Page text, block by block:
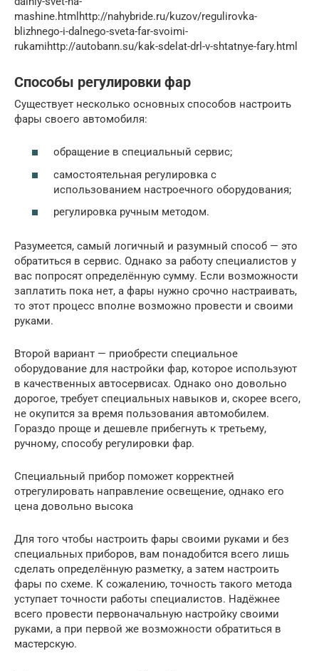
mashine.htmlhttp://nahybride.ru/kuzov/regulirovka-
blizhnego-i-dalnego-sveta-far-svoimi-
rukamihttp://autobann.su/kak-sdelat-drl-v-shtatnye-fary.html
Способы регулировки фар
Существует несколько основных способов настроить
фары своего автомобиля:
обращение в специальный сервис;
самостоятельная регулировка с
использованием настроечного оборудования;
регулировка ручным методом.
Разумеется, самый логичный и разумный способ — это
обратиться в сервис. Однако за работу специалистов у
вас попросят определённую сумму. Если возможности
заплатить пока нет, а фары нужно срочно настраивать,
то этот процесс вполне возможно провести и своими
руками.
Второй вариант — приобрести специальное
оборудование для настройки фар, которое используют
в качественных автосервисах. Однако оно довольно
дорогое, требует специальных навыков и, скорее всего,
не окупится за время пользования автомобилем.
Гораздо проще и дешевле прибегнуть к третьему,
ручному, способу регулировки фар.
Специальный прибор поможет корректней
отрегулировать направление освещение, однако его
цена довольно высока
Для того чтобы настроить фары своими руками и без
специальных приборов, вам понадобится всего лишь
сделать определённую разметку, а затем настроить
фары по схеме. К сожалению, точность такого метода
уступает точности работы специалистов. Надёжнее
всего провести первоначальную настройку своими
руками, а при первой же возможности обратиться в
мастерскую.